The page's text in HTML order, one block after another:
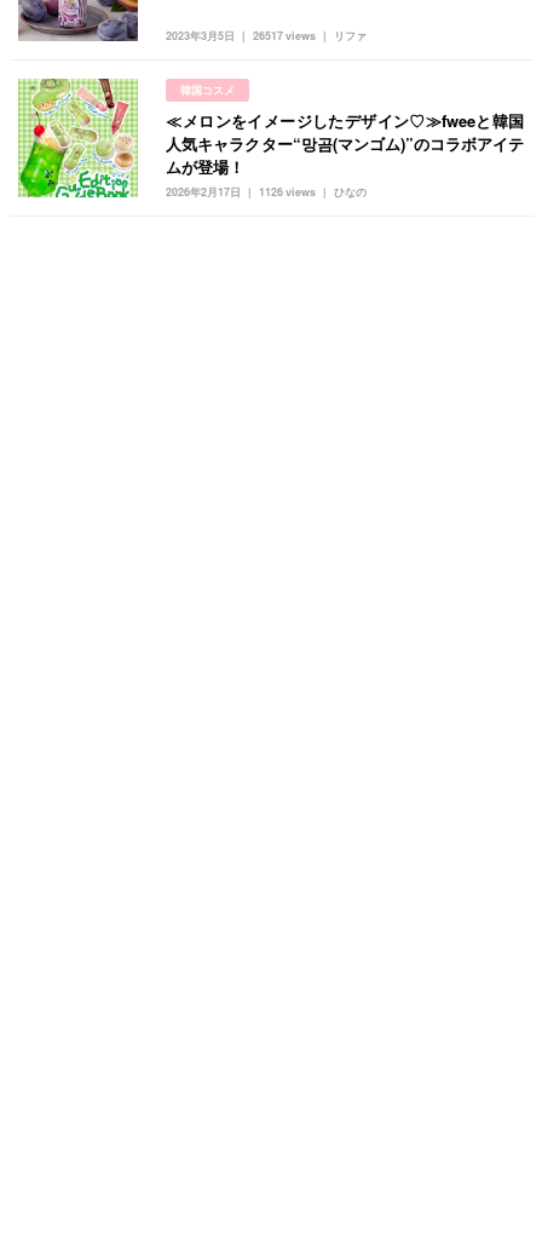
2023年3月5日 リファ
26517 views
韓国コスメ
2026年2月17日 ひなの
1126 views
≪メロンをイメージしたデザイン♡≫fweeと韓国
人気キャラクター“망곰(マンゴム)”のコラボアイテ
ムが登場！